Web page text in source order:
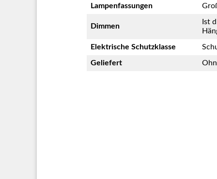
Lampenfassungen
Dimmen
Ist
Elektrische Schutzklasse
Geliefert